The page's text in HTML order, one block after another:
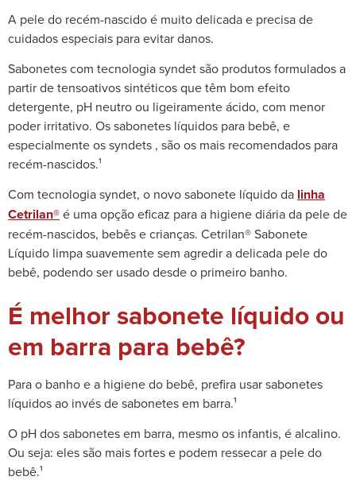
A pele do recém-nascido é muito delicada e precisa de
cuidados especiais para evitar danos.
Sabonetes com tecnologia syndet são produtos formulados a
partir de tensoativos sintéticos que têm bom efeito
detergente, pH neutro ou ligeiramente ácido, com menor
poder irritativo. Os sabonetes líquidos para bebê, e
especialmente os syndets , são os mais recomendados para
recém-nascidos.¹
Com tecnologia syndet, o novo sabonete líquido da linha
Cetrilan®é uma opção eficaz para a higiene diária da pele de
recém-nascidos, bebês e crianças. Cetrilan® Sabonete
Líquido limpa suavemente sem agredir a delicada pele do
bebê, podendo ser usado desde o primeiro banho.
É melhor sabonete líquido ou
em barra para bebê?
Para o banho e a higiene do bebê, prefira usar sabonetes
líquidos ao invés de sabonetes em barra.¹
O pH dos sabonetes em barra, mesmo os infantis, é alcalino.
Ou seja: eles são mais fortes e podem ressecar a pele do
bebê.¹